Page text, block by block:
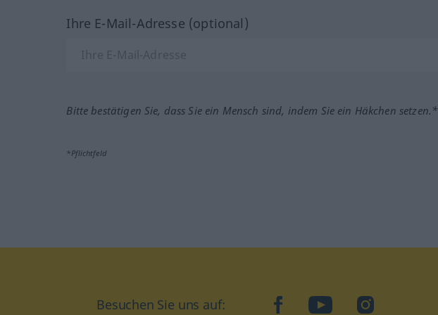
Ihre E-Mail-Adresse (optional)
Bitte bestätigen Sie, dass Sie ein Mensch sind, indem Sie ein Häkchen setzen.*
*Pflichtfeld
Besuchen Sie uns auf: facebookYouTubeInstagram